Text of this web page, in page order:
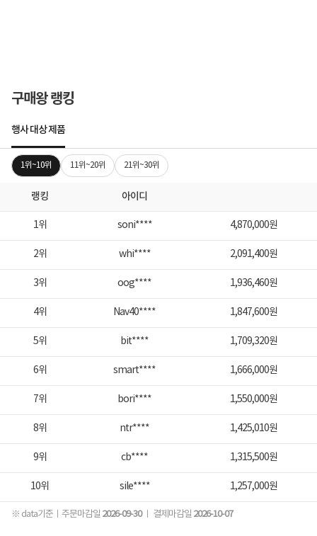
구매왕 랭킹
행사 대상 제품
1위~10위 11위~20위 21위~30위
랭킹 아이디
1위 soni**** 4,870,000원
2위 whi**** 2,091,400원
3위 oog**** 1,936,460원
4위 Nav40**** 1,847,600원
5위 bit**** 1,709,320원
6위 smart**** 1,666,000원
7위 bori**** 1,550,000원
8위 ntr**** 1,425,010원
9위 cb**** 1,315,500원
10위 sile**** 1,257,000원
※ data기준ㅣ주문마감일 2026-09-30ㅣ 결제마감일 2026-10-07